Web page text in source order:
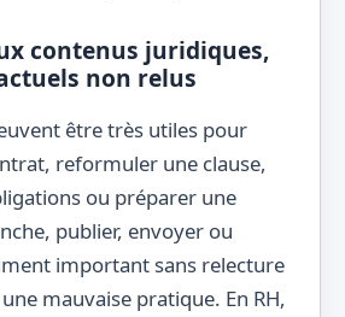
contenus juridiques,
non relus
être très utiles pour
reformuler une clause,
ou préparer une
publier, envoyer ou
important sans relecture
mauvaise pratique. En RH,